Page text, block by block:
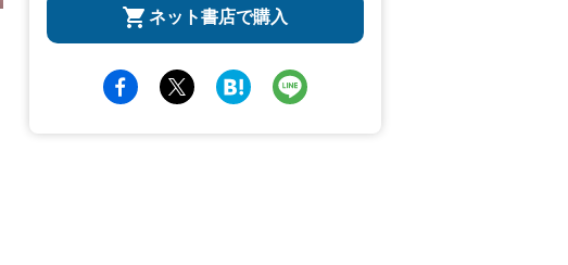
ネット書店で購入